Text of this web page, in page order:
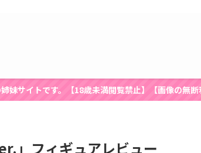
サイトです。【18歳未満閲覧禁止】【画像の無断
」フィギュアレビュー